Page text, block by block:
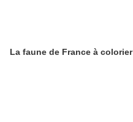
La faune de France à colorier